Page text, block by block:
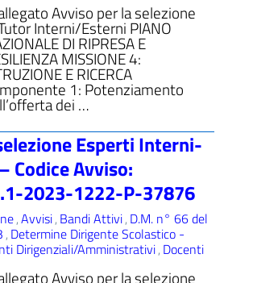
Avviso per la selezione
Interni/Esterni PIANO
DI RIPRESA E
MISSIONE 4:
E RICERCA
1: Potenziamento
dei …
Esperti Interni-
Codice Avviso:
2023-1222-P-37876
,Avvisi, Bandi Attivi, D.M. n° 66 del
, Determine Dirigente Scolastico -
Dirigenziali/Amministrativi, Docenti
Avviso per la selezione